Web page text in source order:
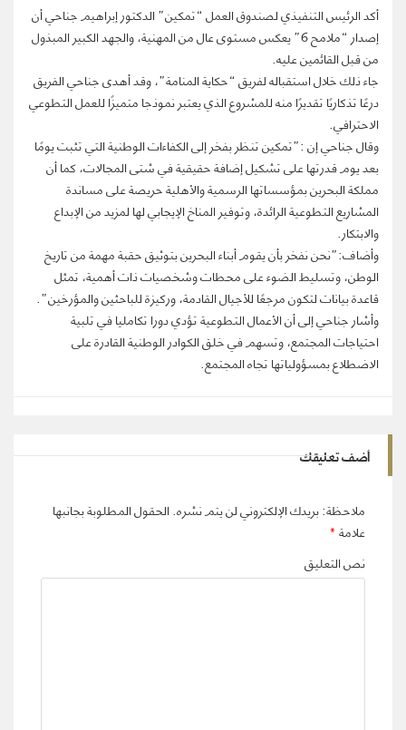
أكد الرئيس التنفيذي لصندوق العمل “تمكين” الدكتور إبراهيم جناحي أن
إصدار “ملامح 6” يعكس مستوى عال من المهنية، والجهد الكبير المبذول
من قبل القائمين عليه.
جاء ذلك خلال استقباله لفريق “حكاية المنامة”، وقد أهدى جناحي الفريق
درعًا تذكاريًا تقديرًا منه للمشروع الذي يعتبر نموذجا متميزًا للعمل التطوعي
الاحترافي.
وقال جناحي إن :”تمكين تنظر بفخر إلى الكفاءات الوطنية التي تثبت يومًا
بعد يوم قدرتها على تشكيل إضافة حقيقية في شتى المجالات، كما أن
مملكة البحرين بمؤسساتها الرسمية والأهلية حريصة على مساندة
المشاريع التطوعية الرائدة، وتوفير المناخ الإيجابي لها لمزيد من الإبداع
والابتكار.
وأضاف:”نحن نفخر بأن يقوم أبناء البحرين بتوثيق حقبة مهمة من تاريخ
الوطن، وتسليط الضوء على محطات وشخصيات ذات أهمية، تمثل
قاعدة بيانات لتكون مرجعًا للأجيال القادمة، وركيزة للباحثين والمؤرخين”.
وأشار جناحي إلى أن الأعمال التطوعية تؤدي دورا تكامليا في تلبية
احتياجات المجتمع، وتسهم في خلق الكوادر الوطنية القادرة على
الاضطلاع بمسؤولياتها تجاه المجتمع.
أضف تعليقك
ملاحظة: بريدك الإلكتروني لن يتم نشره.الحقول المطلوبة بجانبها
علامة*
نص التعليق